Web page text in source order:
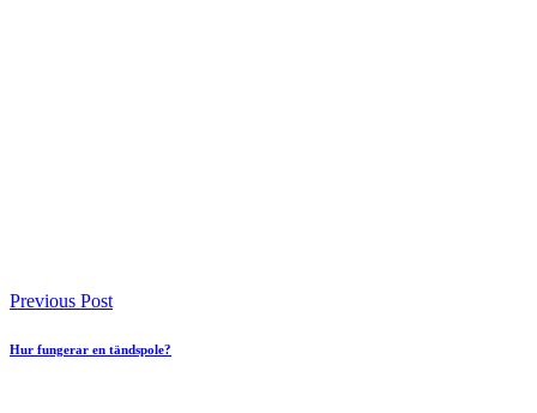
Previous Post
Hur fungerar en tändspole?